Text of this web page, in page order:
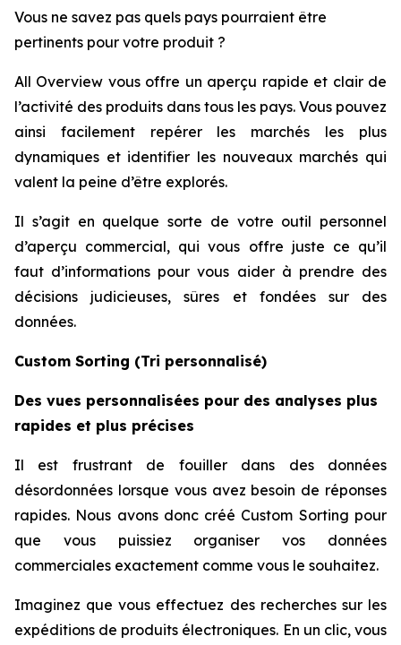
Vous ne savez pas quels pays pourraient être
pertinents pour votre produit ?
All Overview vous offre un aperçu rapide et clair de
l’activité des produits dans tous les pays. Vous pouvez
ainsi facilement repérer les marchés les plus
dynamiques et identifier les nouveaux marchés qui
valent la peine d’être explorés.
Il s’agit en quelque sorte de votre outil personnel
d’aperçu commercial, qui vous offre juste ce qu’il
faut d’informations pour vous aider à prendre des
décisions judicieuses, sûres et fondées sur des
données.
Custom Sorting (Tri personnalisé)
Des vues personnalisées pour des analyses plus
rapides et plus précises
Il est frustrant de fouiller dans des données
désordonnées lorsque vous avez besoin de réponses
rapides. Nous avons donc créé Custom Sorting pour
que vous puissiez organiser vos données
commerciales exactement comme vous le souhaitez.
Imaginez que vous effectuez des recherches sur les
expéditions de produits électroniques. En un clic, vous